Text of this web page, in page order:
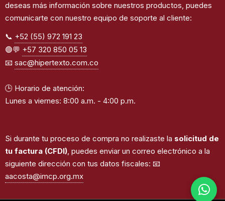
deseas más información sobre nuestros productos, puedes
comunicarte con nuestro equipo de soporte al cliente:
📞 +52 (55) 972 191 23
🟢💬 +57 320 850 05 13
📧 sac@hipertexto.com.co
🕒 Horario de atención:
Lunes a viernes: 8:00 a.m. - 4:00 p.m.
Si durante tu proceso de compra no realizaste la solicitud de
tu factura (CFDI), puedes enviar un correo electrónico a la
siguiente dirección con tus datos fiscales: 📧
aacosta@imcp.org.mx